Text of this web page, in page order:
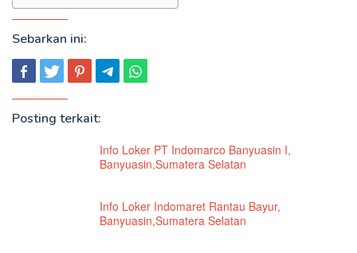
Sebarkan ini:
Posting terkait:
Info Loker PT Indomarco Banyuasin I,
Banyuasin,Sumatera Selatan
Info Loker Indomaret Rantau Bayur,
Banyuasin,Sumatera Selatan